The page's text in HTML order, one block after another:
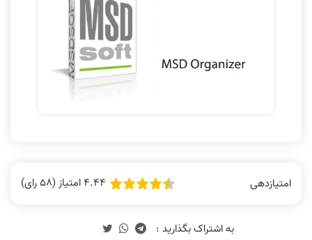
امتیازدهی 4.44 امتیاز (58 رای)